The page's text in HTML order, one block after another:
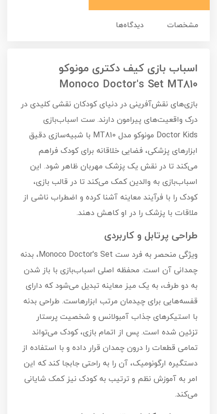
مشخصات دیدگاه‌ها
اسباب بازی کیف دکتری مونوکو
Monoco Doctor's Set MT810
بازی‌های نقش‌آفرینی در دنیای کودکان نقشی کلیدی در
درک واقعیت‌های پیرامون دارند. ست اسباب‌بازی
Doctor Kids مونوکو مدل MT810 با شبیه‌سازی دقیق
ابزارهای پزشکی، فضایی خلاقانه برای کودک فراهم
می‌کند تا در نقش یک پزشک مهربان ظاهر شود. این
اسباب‌بازی به والدین کمک می‌کند تا در قالب بازی،
کودک را با فرآیند معاینه آشنا کرده و اضطراب ناشی از
ملاقات با پزشک را در او کاهش دهند.
طراحی پرتابل و کاربردی
ویژگی منحصر به فرد ست Monoco Doctor's Set، بدنه
چمدانی آن است. محفظه اصلی اسباب‌بازی با باز شدن
به دو طرف، به یک میز معاینه تبدیل می‌شود که دارای
قفسه‌هایی برای چیدمان مرتب ابزارهاست. طراحی بدنه
با استیکرهای جذاب آمبولانس و شخصیت پرستار
تزئین شده است. پس از اتمام بازی، کودک می‌تواند
تمامی قطعات را درون چمدان قرار داده و با استفاده از
دستگیره ارگونومیک، آن را به راحتی جابجا کند که این
امر به آموزش نظم و ترتیب به کودک نیز کمک شایانی
می‌کند.